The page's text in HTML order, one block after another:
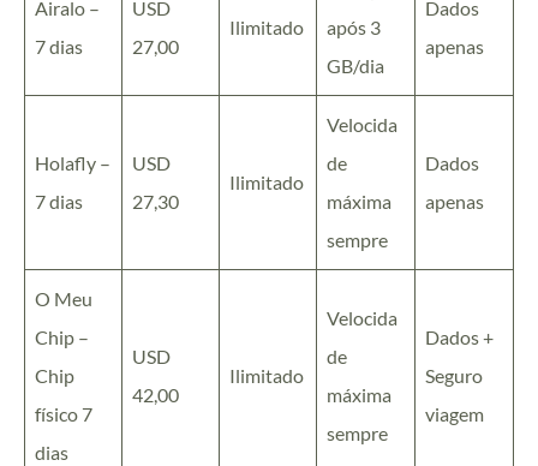
Airalo –
7 dias
USD
27,00
Ilimitado
após 3
GB/dia
Dados
apenas
Holafly –
7 dias
USD
27,30
Ilimitado
Velocida
de
máxima
sempre
Dados
apenas
O Meu
Chip –
Chip
físico 7
dias
USD
42,00
Ilimitado
Velocida
de
máxima
sempre
Dados +
Seguro
viagem